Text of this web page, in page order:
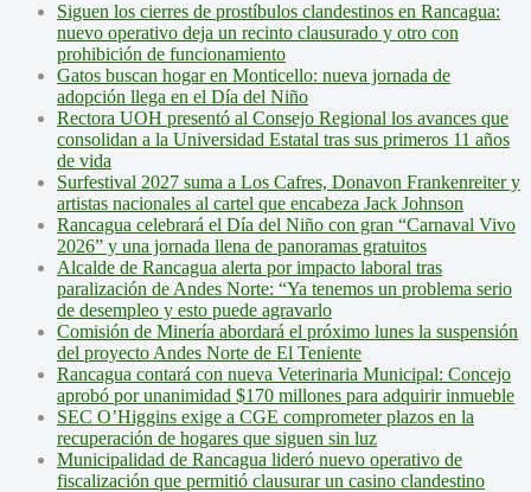
Siguen los cierres de prostíbulos clandestinos en Rancagua:
nuevo operativo deja un recinto clausurado y otro con
prohibición de funcionamiento
Gatos buscan hogar en Monticello: nueva jornada de
adopción llega en el Día del Niño
Rectora UOH presentó al Consejo Regional los avances que
consolidan a la Universidad Estatal tras sus primeros 11 años
de vida
Surfestival 2027 suma a Los Cafres, Donavon Frankenreiter y
artistas nacionales al cartel que encabeza Jack Johnson
Rancagua celebrará el Día del Niño con gran “Carnaval Vivo
2026” y una jornada llena de panoramas gratuitos
Alcalde de Rancagua alerta por impacto laboral tras
paralización de Andes Norte: “Ya tenemos un problema serio
de desempleo y esto puede agravarlo
Comisión de Minería abordará el próximo lunes la suspensión
del proyecto Andes Norte de El Teniente
Rancagua contará con nueva Veterinaria Municipal: Concejo
aprobó por unanimidad $170 millones para adquirir inmueble
SEC O’Higgins exige a CGE comprometer plazos en la
recuperación de hogares que siguen sin luz
Municipalidad de Rancagua lideró nuevo operativo de
fiscalización que permitió clausurar un casino clandestino